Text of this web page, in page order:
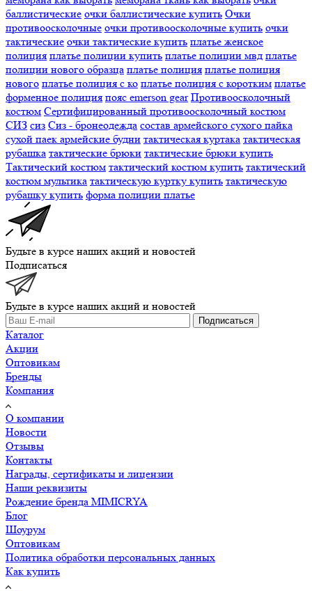
баллистические очки баллистические купить Очки
противоосколочные очки противоосколочные купить очки
тактические очки тактические купить платье женское
полиция платье полиции купить платье полиции мвд платье
полиции нового образца платье полиция платье полиция
нового платье полиция с ко платье полиция с коротким платье
форменное полиция пояс emerson gear Противоосколочный
костюм Сертифицированный противоосколочный костюм
СИЗ сиз Сиз - бронеодежда состав армейского сухого пайка
сухой паек армейские будни тактическая куртака тактическая
рубашка тактические брюки тактические брюки купить
Тактический костюм тактический костюм купить тактический
костюм мультика тактическую куртку купить тактическую
рубашку купить форма полиции платье
Будьте в курсе наших акций и новостей
Подписаться
Будьте в курсе наших акций и новостей
Подписаться
Каталог
Акции
Оптовикам
Бренды
Компания
О компании
Новости
Отзывы
Контакты
Награды, сертификаты и лицензии
Наши реквизиты
Рождение бренда MIMICRYA
Блог
Шоурум
Оптовикам
Политика обработки персональных данных
Как купить